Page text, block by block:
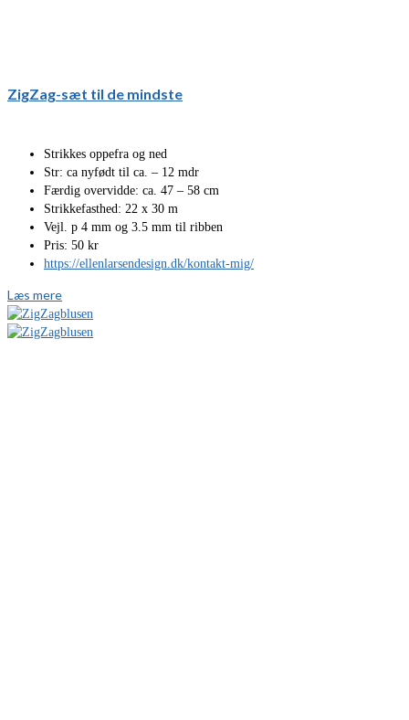
ZigZag-sæt til de mindste
Strikkes oppefra og ned
Str: ca nyfødt til ca. – 12 mdr
Færdig overvidde: ca. 47 – 58 cm
Strikkefasthed: 22 x 30 m
Vejl. p 4 mm og 3.5 mm til ribben
Pris: 50 kr
https://ellenlarsendesign.dk/kontakt-mig/
Læs mere